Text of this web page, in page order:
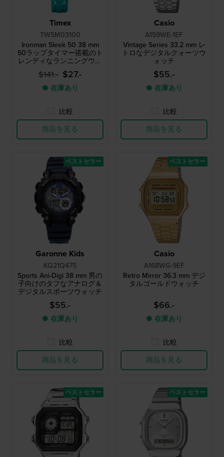
Timex
TW5M03100
Ironman Sleek 50 38 mm
50ラップタイマー搭載のト
レンディなランニングウォ
ッチ
$141.- $27.-
● 在庫あり
比較
商品を見る
Casio
A159WE-1EF
Vintage Series 33.2 mm レ
トロなデジタルクォーツウ
ォッチ
$55.-
● 在庫あり
比較
商品を見る
Garonne Kids
KQ21Q475
Sports Ani-Digi 38 mm 男の
子向けのタフなアナログ＆
デジタルスポーツウォッチ
$55.-
● 在庫あり
比較
商品を見る
ベストセラー
Casio
A168WG-9EF
Retro Mirror 36.3 mm デジ
タルゴールドウォッチ
$66.-
● 在庫あり
比較
商品を見る
ベストセラー
ベストセラー ベストセラー